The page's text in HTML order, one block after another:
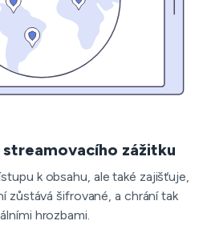
zážitku
k obsahu, ale také zajišťuje,
zůstává šifrované, a chrání tak
hrozbami.